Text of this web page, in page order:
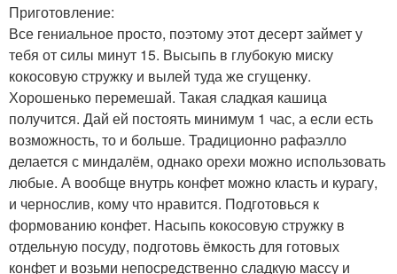
Приготовление:
Все гениальное просто, поэтому этот десерт займет у
тебя от силы минут 15. Высыпь в глубокую миску
кокосовую стружку и вылей туда же сгущенку.
Хорошенько перемешай. Такая сладкая кашица
получится. Дай ей постоять минимум 1 час, а если есть
возможность, то и больше. Традиционно рафаэлло
делается с миндалём, однако орехи можно использовать
любые. А вообще внутрь конфет можно класть и курагу,
и чернослив, кому что нравится. Подготовься к
формованию конфет. Насыпь кокосовую стружку в
отдельную посуду, подготовь ёмкость для готовых
конфет и возьми непосредственно сладкую массу и